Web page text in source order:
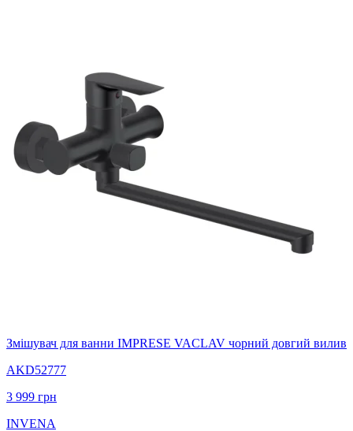
Змішувач для ванни IMPRESE VACLAV чорний довгий вилив
AKD52777
3 999 грн
INVENA